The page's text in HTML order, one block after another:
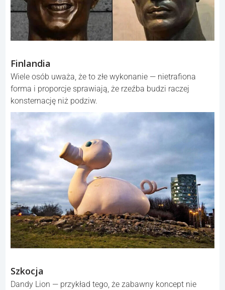
Finlandia
Wiele osób uważa, że to złe wykonanie — nietrafiona
forma i proporcje sprawiają, że rzeźba budzi raczej
konsternację niż podziw.
Szkocja
Dandy Lion — przykład tego, że zabawny koncept nie